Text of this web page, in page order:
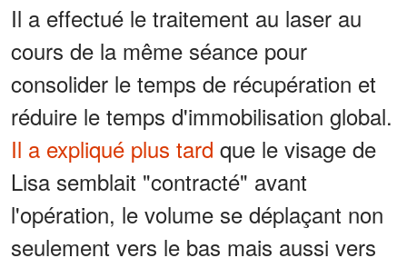
Il a effectué le traitement au laser au
cours de la même séance pour
consolider le temps de récupération et
réduire le temps d'immobilisation global.
Il a expliqué plus tard que le visage de
Lisa semblait "contracté" avant
l'opération, le volume se déplaçant non
seulement vers le bas mais aussi vers